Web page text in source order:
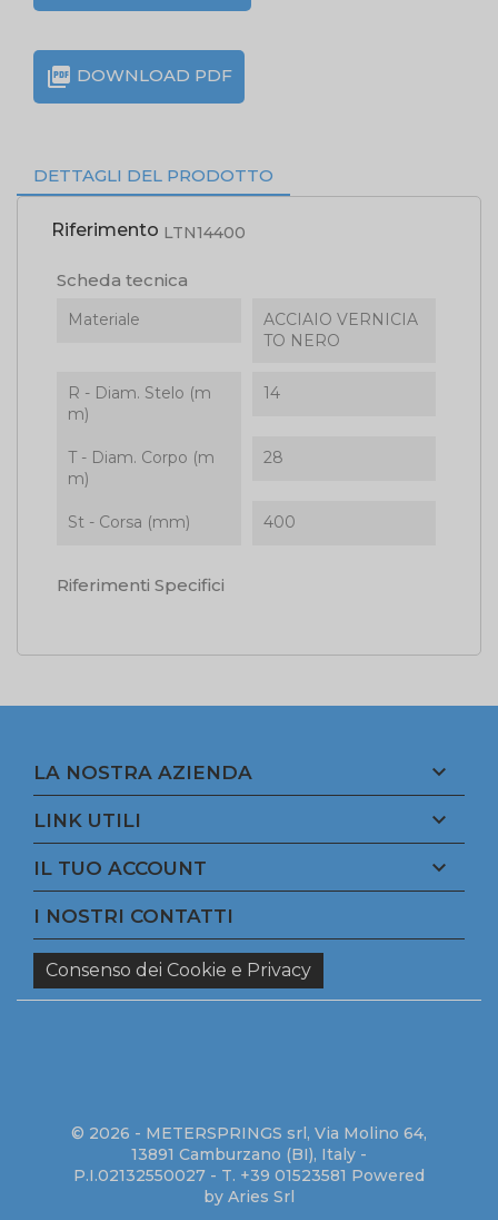
 DOWNLOAD PDF
DETTAGLI DEL PRODOTTO
Riferimento LTN14400
Scheda tecnica
Materiale
ACCIAIO VERNICIA
TO NERO
R - Diam. Stelo (m
m)
14
T - Diam. Corpo (m
m)
28
St - Corsa (mm) 400
Riferimenti Specifici
LA NOSTRA AZIENDA 
LINK UTILI 
IL TUO ACCOUNT 
I NOSTRI CONTATTI
Consenso dei Cookie e Privacy
© 2026 - METERSPRINGS srl, Via Molino 64,
13891 Camburzano (BI), Italy -
P.I.02132550027 - T. +39 01523581 Powered
by Aries Srl